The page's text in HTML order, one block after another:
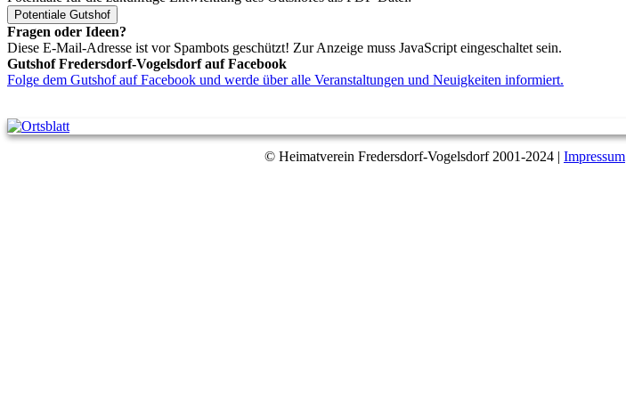
Potentiale Gutshof
Fragen oder Ideen?
Diese E-Mail-Adresse ist vor Spambots geschützt! Zur Anzeige muss JavaScript eingeschaltet sein.
Gutshof Fredersdorf-Vogelsdorf auf Facebook
Folge dem Gutshof auf Facebook und werde über alle Veranstaltungen und Neuigkeiten informiert.
© Heimatverein Fredersdorf-Vogelsdorf 2001-2024 | Impressum